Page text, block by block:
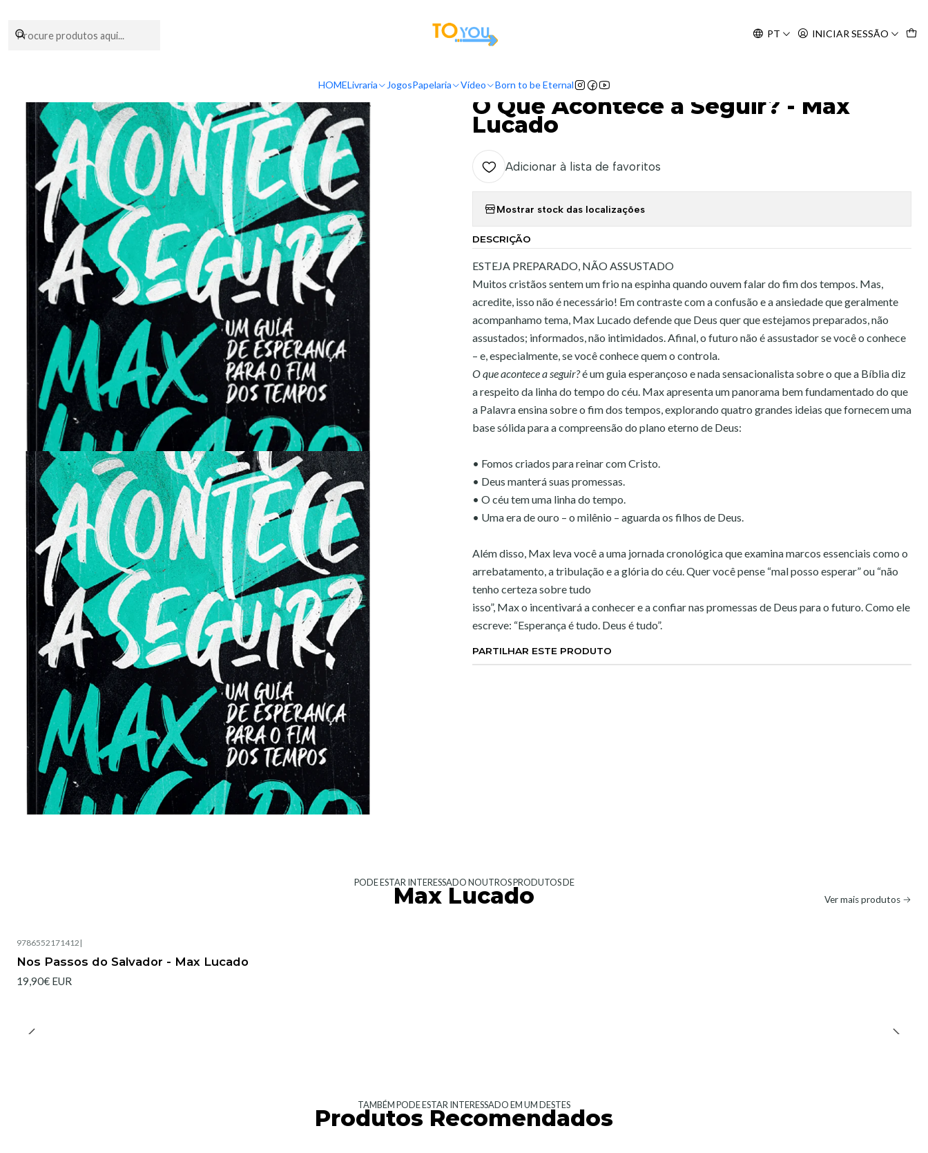
PT INICIAR SESSÃO
HOMELivraria JogosPapelaria Vídeo Born to be Eternal
O Que Acontece a Seguir? - Max Lucado
|
O Que Acontece a Seguir? - Max
Lucado
Adicionar à lista de favoritos
Mostrar stock das localizações
DESCRIÇÃO
ESTEJA PREPARADO, NÃO ASSUSTADO
Muitos cristãos sentem um frio na espinha quando ouvem falar do fim dos tempos. Mas,
acredite, isso não é necessário! Em contraste com a confusão e a ansiedade que geralmente
acompanhamo tema, Max Lucado defende que Deus quer que estejamos preparados, não
assustados; informados, não intimidados. Afinal, o futuro não é assustador se você o conhece
– e, especialmente, se você conhece quem o controla.
O que acontece a seguir?é um guia esperançoso e nada sensacionalista sobre o que a Bíblia diz
a respeito da linha do tempo do céu. Max apresenta um panorama bem fundamentado do que
a Palavra ensina sobre o fim dos tempos, explorando quatro grandes ideias que fornecem uma
base sólida para a compreensão do plano eterno de Deus:
• Fomos criados para reinar com Cristo.
• Deus manterá suas promessas.
• O céu tem uma linha do tempo.
• Uma era de ouro – o milênio – aguarda os filhos de Deus.
Além disso, Max leva você a uma jornada cronológica que examina marcos essenciais como o
arrebatamento, a tribulação e a glória do céu. Quer você pense “mal posso esperar” ou “não
tenho certeza sobre tudo
isso”, Max o incentivará a conhecer e a confiar nas promessas de Deus para o futuro. Como ele
escreve: “Esperança é tudo. Deus é tudo”.
PARTILHAR ESTE PRODUTO
PODE ESTAR INTERESSADO NOUTROS PRODUTOS DE
Max Lucado Ver mais produtos
9786552171412 |
Nos Passos do Salvador - Max Lucado
19,90€ EUR
TAMBÉM PODE ESTAR INTERESSADO EM UM DESTES
Produtos Recomendados